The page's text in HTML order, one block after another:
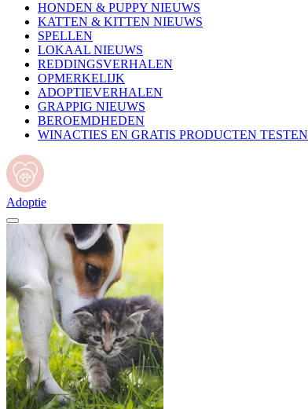
HONDEN & PUPPY NIEUWS
KATTEN & KITTEN NIEUWS
SPELLEN
LOKAAL NIEUWS
REDDINGSVERHALEN
OPMERKELIJK
ADOPTIEVERHALEN
GRAPPIG NIEUWS
BEROEMDHEDEN
WINACTIES EN GRATIS PRODUCTEN TESTEN
Adoptie